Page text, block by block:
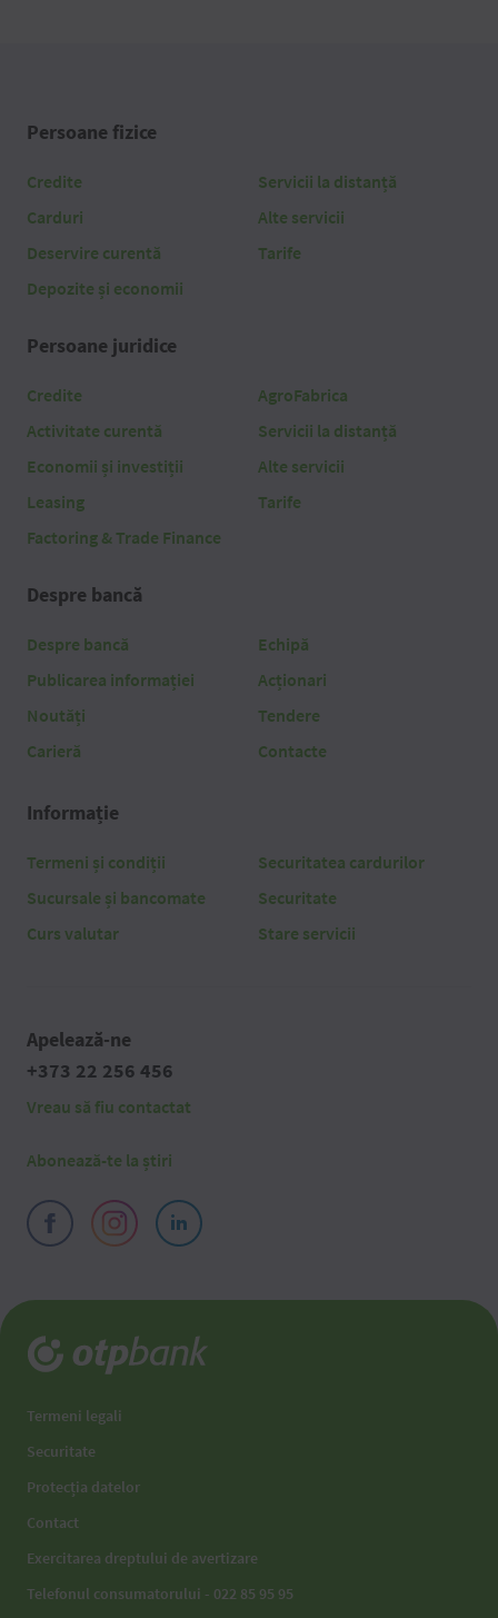
Persoane fizice
Credite
Carduri
Deservire curentă
Depozite și economii
Servicii la distanță
Alte servicii
Tarife
Persoane juridice
Credite
Activitate curentă
Economii și investiții
Leasing
Factoring & Trade Finance
AgroFabrica
Servicii la distanță
Alte servicii
Tarife
Despre bancă
Despre bancă
Publicarea informației
Noutăți
Carieră
Echipă
Acționari
Tendere
Contacte
Informație
Termeni și condiții
Sucursale și bancomate
Curs valutar
Securitatea cardurilor
Securitate
Stare servicii
Apelează-ne
+373 22 256 456
Vreau să fiu contactat
Abonează-te la știri
Termeni legali
Securitate
Protecția datelor
Contact
Exercitarea dreptului de avertizare
Telefonul consumatorului - 022 85 95 95